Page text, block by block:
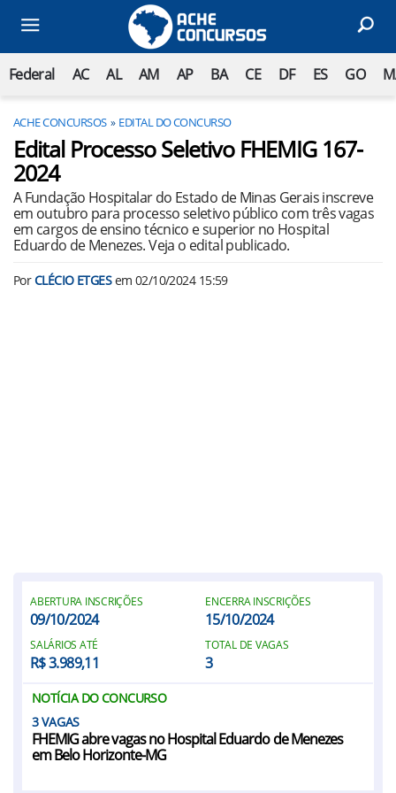
Federal AC AL AM AP BA CE DF ES GO
ACHE CONCURSOS EDITAL DO CONCURSO
Edital Processo Seletivo FHEMIG 167-
2024
A Fundação Hospitalar do Estado de Minas Gerais inscreve
em outubro para processo seletivo público com três vagas
em cargos de ensino técnico e superior no Hospital
Eduardo de Menezes. Veja o edital publicado.
PorCLÉCIO ETGESem 02/10/2024 15:59
ABERTURA INSCRIÇÕES
09/10/2024
ENCERRA INSCRIÇÕES
15/10/2024
SALÁRIOS ATÉ
R$ 3.989,11
TOTAL DE VAGAS
3
NOTÍCIA DO CONCURSO
3
FHEMIG abre vagas no Hospital Eduardo de Menezes
em Belo Horizonte-MG